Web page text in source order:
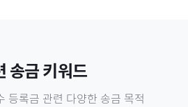
송금 키워드
등록금 관련 다양한 송금 목적